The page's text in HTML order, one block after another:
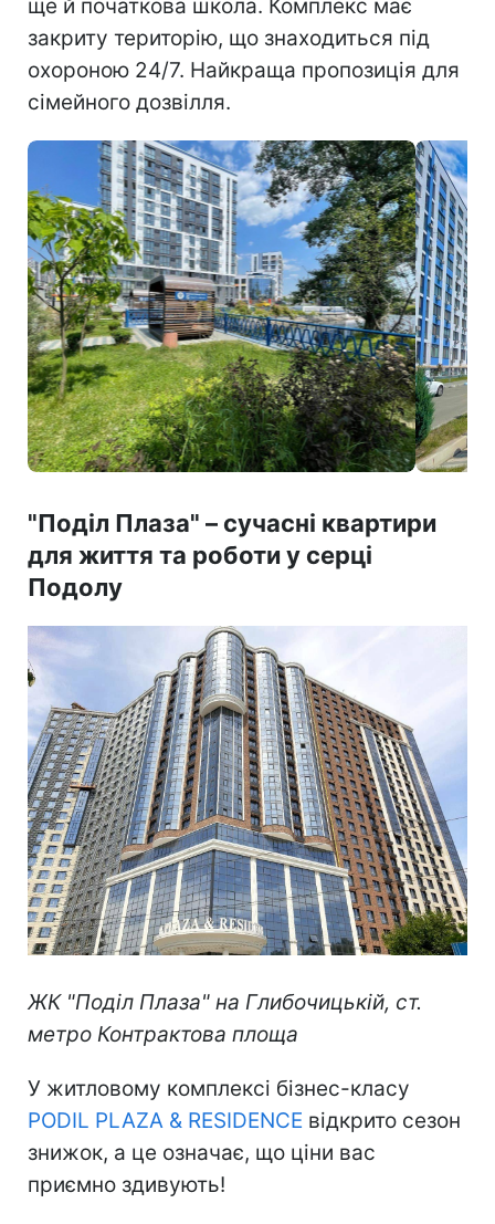
ще й початкова школа. Комплекс має
закриту територію, що знаходиться під
охороною 24/7. Найкраща пропозиція для
сімейного дозвілля.
"Поділ Плаза" – сучасні квартири
для життя та роботи у серці
Подолу
ЖК "Поділ Плаза" на Глибочицькій, ст.
метро Контрактова площа
У житловому комплексі бізнес-класу
PODIL PLAZA & RESIDENCE відкрито сезон
знижок, а це означає, що ціни вас
приємно здивують!